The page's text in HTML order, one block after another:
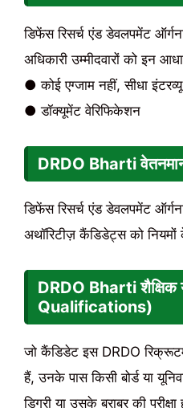
डिफेंस रिसर्च एंड डेवलपमेंट
अधिकारी उम्मीदवारों को इन
● कोई एग्जाम नहीं, सीधा इंटरव्यू
● डॉक्यूमेंट वेरिफिकेशन
DRDO Bharti
डिफेंस रिसर्च एंड डेवलपमेंट
अथॉरिटीज़ कैंडिडेट्स को
DRDO Bharti शैक्षिक
Qualifications)
जो कैंडिडेट इस DRDO
हैं, उनके पास किसी बोर्ड या
डिग्री या उसके बराबर की